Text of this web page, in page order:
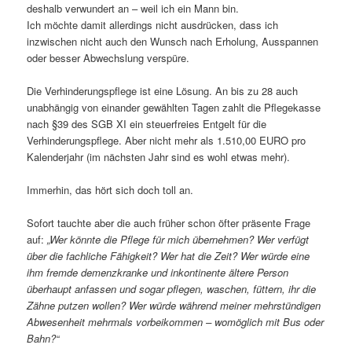
deshalb verwundert an – weil ich ein Mann bin.
Ich möchte damit allerdings nicht ausdrücken, dass ich
inzwischen nicht auch den Wunsch nach Erholung, Ausspannen
oder besser Abwechslung verspüre.
Die Verhinderungspflege ist eine Lösung. An bis zu 28 auch
unabhängig von einander gewählten Tagen zahlt die Pflegekasse
nach §39 des SGB XI ein steuerfreies Entgelt für die
Verhinderungspflege. Aber nicht mehr als 1.510,00 EURO pro
Kalenderjahr (im nächsten Jahr sind es wohl etwas mehr).
Immerhin, das hört sich doch toll an.
Sofort tauchte aber die auch früher schon öfter präsente Frage
auf:„Wer könnte die Pflege für mich übernehmen? Wer verfügt
über die fachliche Fähigkeit? Wer hat die Zeit? Wer würde eine
ihm fremde demenzkranke und inkontinente ältere Person
überhaupt anfassen und sogar pflegen, waschen, füttern, ihr die
Zähne putzen wollen? Wer würde während meiner mehrstündigen
Abwesenheit mehrmals vorbeikommen – womöglich mit Bus oder
Bahn?“